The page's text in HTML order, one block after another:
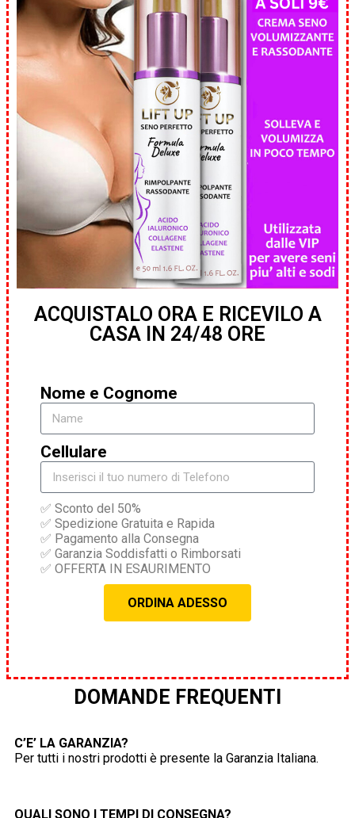
ACQUISTALO ORA E RICEVILO A
CASA IN 24/48 ORE
Nome e Cognome
Cellulare
✅ Sconto del 50%
✅ Spedizione Gratuita e Rapida
✅ Pagamento alla Consegna
✅ Garanzia Soddisfatti o Rimborsati
✅ OFFERTA IN ESAURIMENTO
ORDINA ADESSO
DOMANDE FREQUENTI
C’E’ LA GARANZIA?
Per tutti i nostri prodotti è presente la Garanzia Italiana.
QUALI SONO I TEMPI DI CONSEGNA?